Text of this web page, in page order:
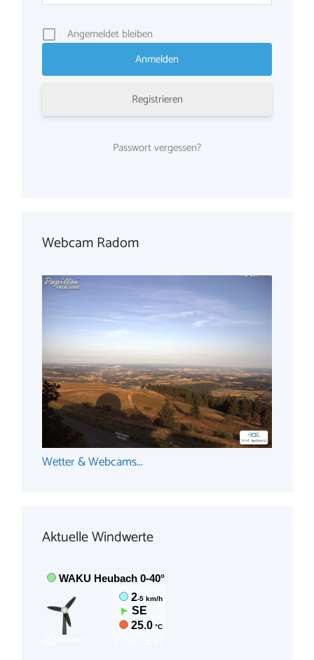
Angemeldet bleiben
Registrieren
Passwort vergessen?
Webcam Radom
Wetter & Webcams...
Aktuelle Windwerte